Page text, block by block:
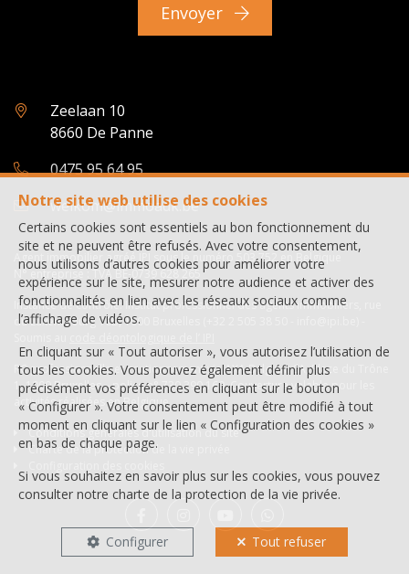
Envoyer
Notre site web utilise des cookies
Certains cookies sont essentiels au bon fonctionnement du
site et ne peuvent être refusés. Avec votre consentement,
nous utilisons d’autres cookies pour améliorer votre
expérience sur le site, mesurer notre audience et activer des
fonctionnalités en lien avec les réseaux sociaux comme
l’affichage de vidéos.
En cliquant sur « Tout autoriser », vous autorisez l’utilisation de
tous les cookies. Vous pouvez également définir plus
précisément vos préférences en cliquant sur le bouton
« Configurer ». Votre consentement peut être modifié à tout
moment en cliquant sur le lien « Configuration des cookies »
en bas de chaque page.
Si vous souhaitez en savoir plus sur les cookies, vous pouvez
consulter notre charte de la protection de la vie privée.
Configurer Tout refuser
Zeelaan 10
8660 De Panne
0475 95 64 95
welkom@immoadk.be
Agent immobilier agréé IPI sous le numéro 503.752 en Belgique
N° entreprise : TVA BE-0739 628 265
Instance de contrôle: Institut professionnel des agents immobiliers, rue
du Luxembourg 16B, 1000 Bruxelles (+32 2 505 38 50 - info@ipi.be) -
RC professionnelle et cautionnement via AXA Belgium SA, Place du Trône
1, 1000 Bruxelles – police n° 730.390.160. Couverture valable pour les
activités réalisées en Belgique
Conditions générales d'utilisation du site
Charte de la protection de la vie privée